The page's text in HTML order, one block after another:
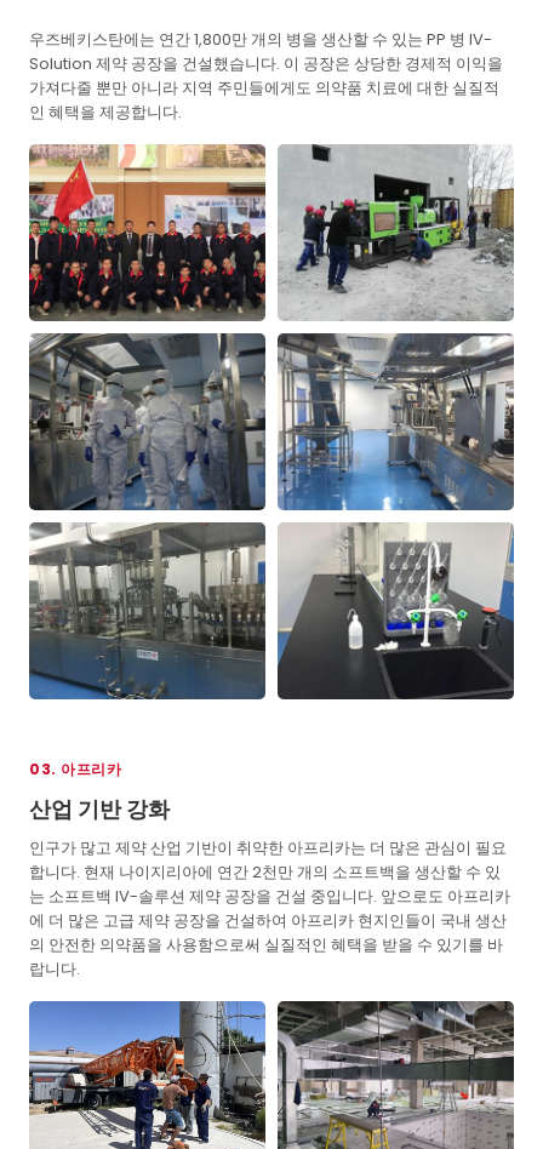
우즈베키스탄에는 연간 1,800만 개의 병을 생산할 수 있는 PP 병 IV-
Solution 제약 공장을 건설했습니다. 이 공장은 상당한 경제적 이익을
가져다줄 뿐만 아니라 지역 주민들에게도 의약품 치료에 대한 실질적
인 혜택을 제공합니다.
03. 아프리카
산업 기반 강화
인구가 많고 제약 산업 기반이 취약한 아프리카는 더 많은 관심이 필요
합니다. 현재 나이지리아에 연간 2천만 개의 소프트백을 생산할 수 있
는 소프트백 IV-솔루션 제약 공장을 건설 중입니다. 앞으로도 아프리카
에 더 많은 고급 제약 공장을 건설하여 아프리카 현지인들이 국내 생산
의 안전한 의약품을 사용함으로써 실질적인 혜택을 받을 수 있기를 바
랍니다.